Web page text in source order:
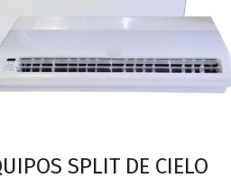
SPLIT DE CIELO